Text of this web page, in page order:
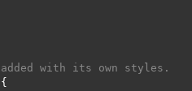
with its own styles.